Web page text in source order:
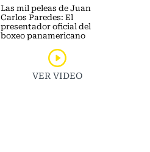
Las mil peleas de Juan
Carlos Paredes: El
presentador oficial del
boxeo panamericano
VER VIDEO